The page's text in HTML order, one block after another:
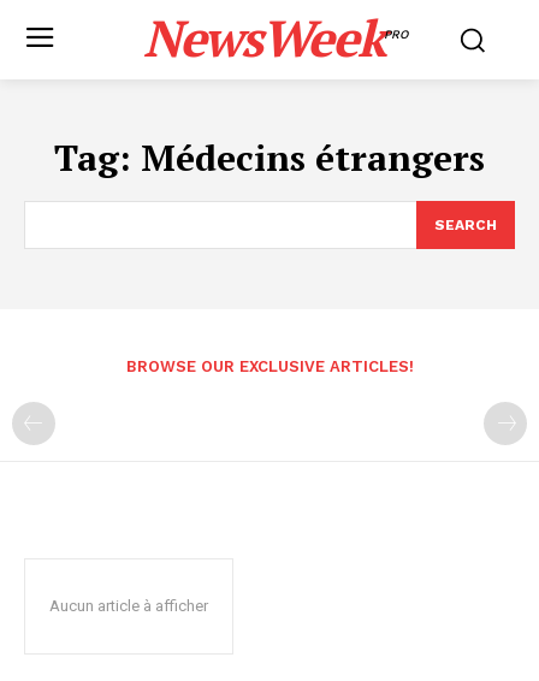
NewsWeekPRO
Tag: Médecins étrangers
SEARCH
BROWSE OUR EXCLUSIVE ARTICLES!
Aucun article à afficher